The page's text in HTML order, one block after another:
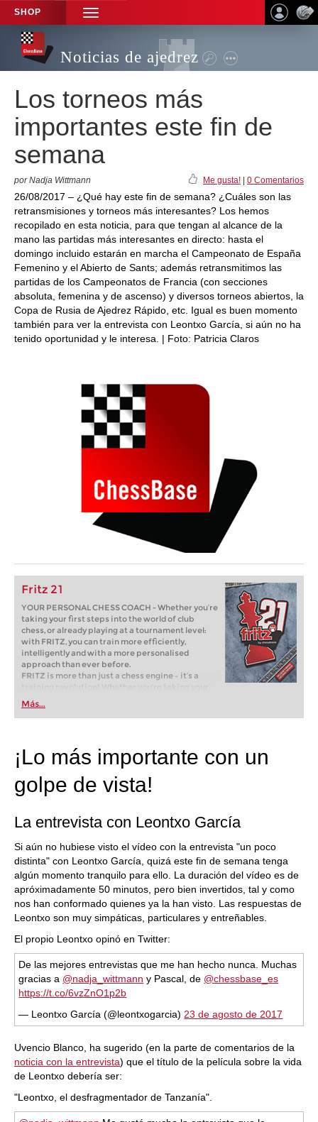
SHOP
TOGGLE
NAVIGATION
Noticias de ajedrez
Los torneos más
importantes este fin de
semana
por Nadja Wittmann Me gusta! 0 Comentarios
26/08/2017 – ¿Qué hay este fin de semana? ¿Cuáles son las
retransmisiones y torneos más interesantes? Los hemos
recopilado en esta noticia, para que tengan al alcance de la
mano las partidas más interesantes en directo: hasta el
domingo incluido estarán en marcha el Campeonato de España
Femenino y el Abierto de Sants; además retransmitimos las
partidas de los Campeonatos de Francia (con secciones
absoluta, femenina y de ascenso) y diversos torneos abiertos, la
Copa de Rusia de Ajedrez Rápido, etc. Igual es buen momento
también para ver la entrevista con Leontxo García, si aún no ha
tenido oportunidad y le interesa. | Foto: Patricia Claros
Fritz 21
YOUR PERSONAL CHESS COACH - Whether you’re
taking your first steps into the world of club
chess, or already playing at a tournament level:
with FRITZ, you can train more efficiently,
intelligently and with a more personalised
approach than ever before.
FRITZ is more than just a chess engine – it’s a
training revolution! Whether you’re taking your
first steps into the world of club chess, or already
playing at a tournament level: with FRITZ, you can
train more efficiently, intelligently and with a
Más...
¡Lo más importante con un
golpe de vista!
La entrevista con Leontxo García
Si aún no hubiese visto el vídeo con la entrevista "un poco
distinta" con Leontxo García, quizá este fin de semana tenga
algún momento tranquilo para ello. La duración del vídeo es de
apróximadamente 50 minutos, pero bien invertidos, tal y como
nos han conformado quienes ya la han visto. Las respuestas de
Leontxo son muy simpáticas, particulares y entreñables.
El propio Leontxo opinó en Twitter:
De las mejores entrevistas que me han hecho nunca. Muchas
gracias a @nadja_wittmann y Pascal, de @chessbase_es
https://t.co/6vzZnO1p2b
— Leontxo García (@leontxogarcia)23 de agosto de 2017
Uvencio Blanco, ha sugerido (en la parte de comentarios de la
noticia con la entrevista) que el título de la película sobre la vida
de Leontxo debería ser:
"Leontxo, el desfragmentador de Tanzanía".